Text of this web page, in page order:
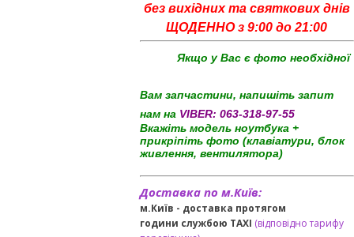
без вихідних та святкових днів
ЩОДЕННО з 9:00 до 21:00
Якщо у Вас є фото необхідної
Вам запчастини, напишіть запит
нам на VIBER: 063-318-97-55
Вкажіть модель ноутбука +
прикріпіть фото (клавіатури, блок
живлення, вентилятора)
Доставка по м.Київ:
м.Київ - доставка протягом
години службою TAXI (відповідно тарифу